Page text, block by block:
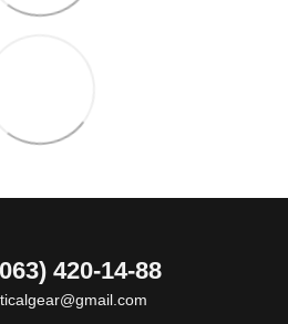
420-14-88